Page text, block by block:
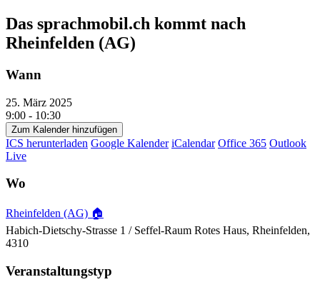
Das sprachmobil.ch kommt nach
Rheinfelden (AG)
Wann
25. März 2025
9:00 - 10:30
Zum Kalender hinzufügen
ICS herunterladen Google Kalender iCalendar Office 365 Outlook
Live
Wo
Rheinfelden (AG) 🏠
Habich-Dietschy-Strasse 1 / Seffel-Raum Rotes Haus, Rheinfelden,
4310
Veranstaltungstyp